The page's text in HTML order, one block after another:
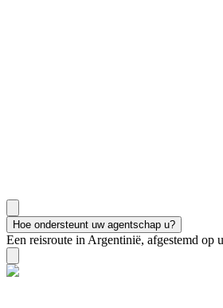
Hoe ondersteunt uw agentschap u?
Een reisroute in Argentinië, afgestemd op